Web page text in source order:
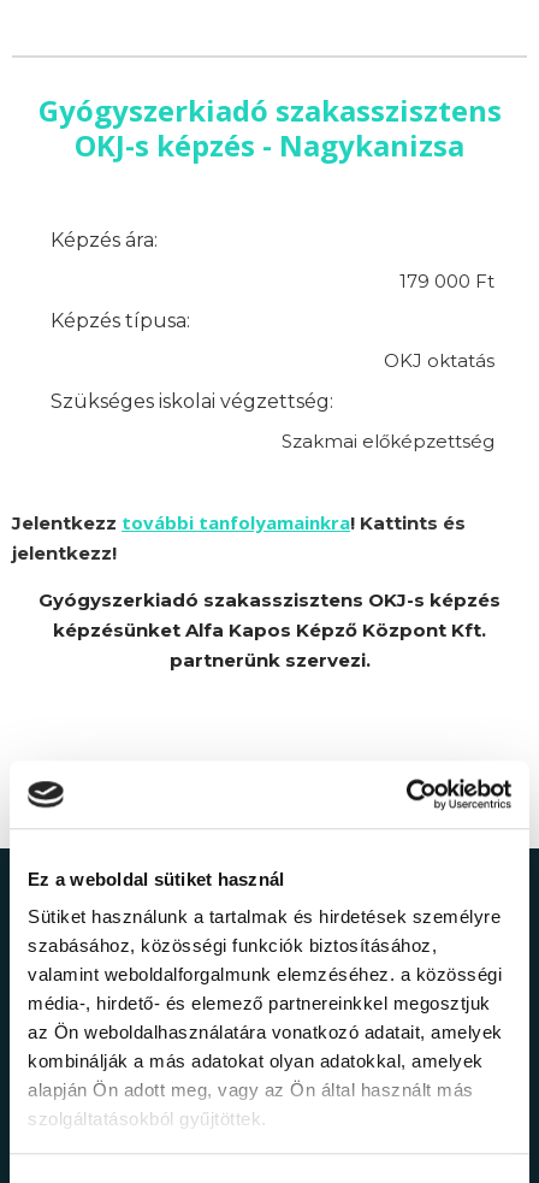
Ez a weboldal sütiket használ
Sütiket használunk a tartalmak és hirdetések személyre
szabásához, közösségi funkciók biztosításához,
valamint weboldalforgalmunk elemzéséhez. a közösségi
média-, hirdető- és elemező partnereinkkel megosztjuk
az Ön weboldalhasználatára vonatkozó adatait, amelyek
kombinálják a más adatokat olyan adatokkal, amelyek
alapján Ön adott meg, vagy az Ön által használt más
szolgáltatásokból gyűjtöttek.
Gyógyszerkiadó szakasszisztens
OKJ-s képzés - Nagykanizsa
Képzés ára:
179 000 Ft
Képzés típusa:
OKJ oktatás
Szükséges iskolai végzettség:
Szakmai előképzettség
Jelentkezz további tanfolyamainkra! Kattints és
jelentkezz!
Gyógyszerkiadó szakasszisztens OKJ-s képzés
képzésünket Alfa Kapos Képző Központ Kft.
partnerünk szervezi.
Ne maradj le a
legfrissebb
információkról!
Értesülj elsőként legújabb tanfolyamainkról,
legfrissebb híreinkről és időszakos
promócióinkról.